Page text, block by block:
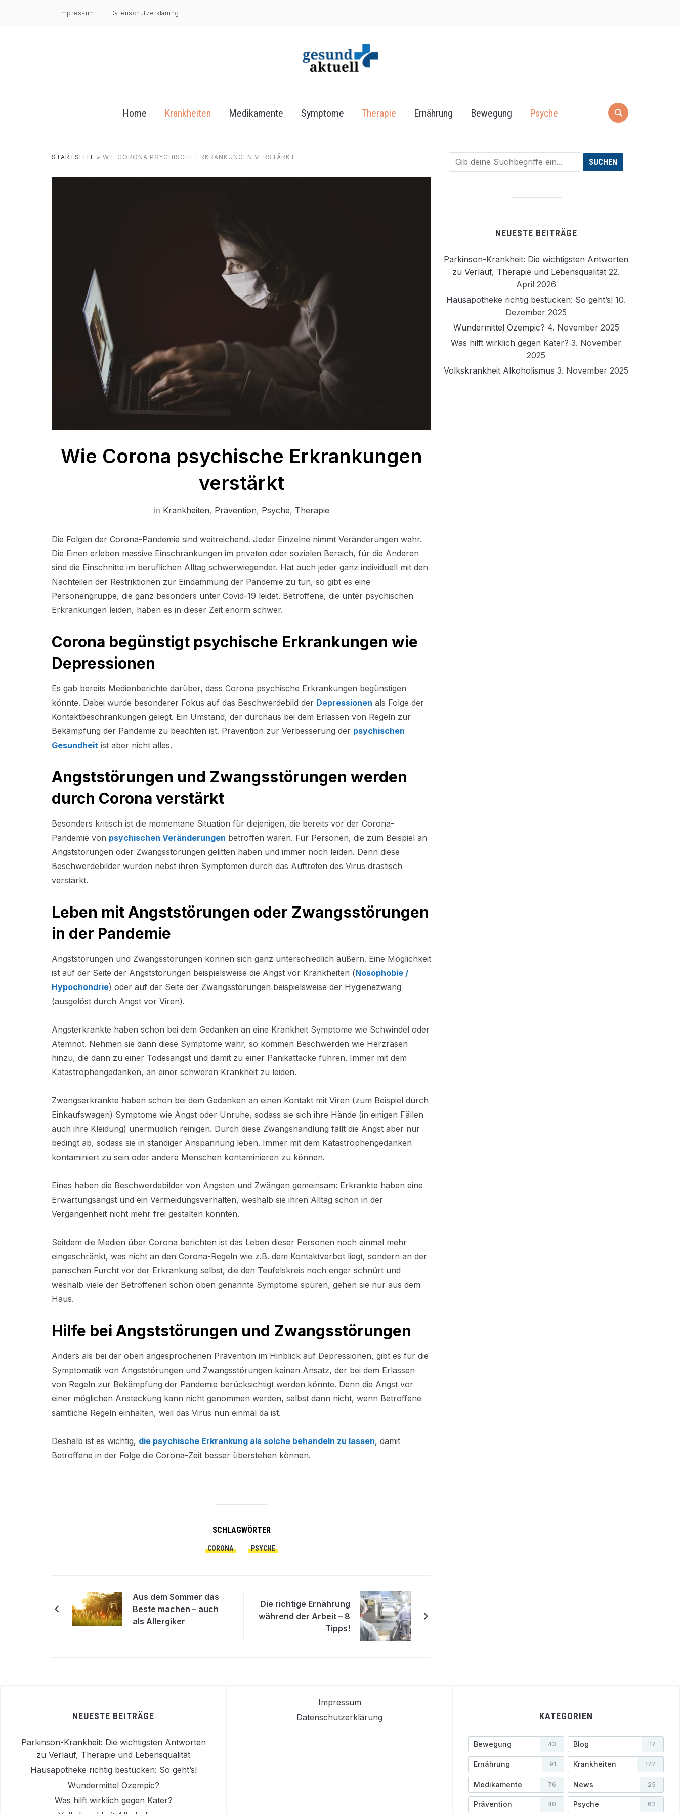
Impressum Datenschutzerklärung
Home Krankheiten Medikamente Symptome Therapie Ernährung Bewegung Psyche
STARTSEITE » WIE CORONA PSYCHISCHE ERKRANKUNGEN VERSTÄRKT
Wie Corona psychische Erkrankungen
verstärkt
in Krankheiten, Prävention, Psyche, Therapie
Die Folgen der Corona-Pandemie sind weitreichend. Jeder Einzelne nimmt Veränderungen wahr.
Die Einen erleben massive Einschränkungen im privaten oder sozialen Bereich, für die Anderen
sind die Einschnitte im beruflichen Alltag schwerwiegender. Hat auch jeder ganz individuell mit den
Nachteilen der Restriktionen zur Eindämmung der Pandemie zu tun, so gibt es eine
Personengruppe, die ganz besonders unter Covid-19 leidet. Betroffene, die unter psychischen
Erkrankungen leiden, haben es in dieser Zeit enorm schwer.
Corona begünstigt psychische Erkrankungen wie
Depressionen
Es gab bereits Medienberichte darüber, dass Corona psychische Erkrankungen begünstigen
könnte. Dabei wurde besonderer Fokus auf das Beschwerdebild der Depressionen als Folge der
Kontaktbeschränkungen gelegt. Ein Umstand, der durchaus bei dem Erlassen von Regeln zur
Bekämpfung der Pandemie zu beachten ist. Prävention zur Verbesserung der psychischen
Gesundheit ist aber nicht alles.
Angststörungen und Zwangsstörungen werden
durch Corona verstärkt
Besonders kritisch ist die momentane Situation für diejenigen, die bereits vor der Corona-
Pandemie von psychischen Veränderungen betroffen waren. Für Personen, die zum Beispiel an
Angststörungen oder Zwangsstörungen gelitten haben und immer noch leiden. Denn diese
Beschwerdebilder wurden nebst ihren Symptomen durch das Auftreten des Virus drastisch
verstärkt.
Leben mit Angststörungen oder Zwangsstörungen
in der Pandemie
Angststörungen und Zwangsstörungen können sich ganz unterschiedlich äußern. Eine Möglichkeit
ist auf der Seite der Angststörungen beispielsweise die Angst vor Krankheiten (Nosophobie /
Hypochondrie) oder auf der Seite der Zwangsstörungen beispielsweise der Hygienezwang
(ausgelöst durch Angst vor Viren).
Angsterkrankte haben schon bei dem Gedanken an eine Krankheit Symptome wie Schwindel oder
Atemnot. Nehmen sie dann diese Symptome wahr, so kommen Beschwerden wie Herzrasen
hinzu, die dann zu einer Todesangst und damit zu einer Panikattacke führen. Immer mit dem
Katastrophengedanken, an einer schweren Krankheit zu leiden.
Zwangserkrankte haben schon bei dem Gedanken an einen Kontakt mit Viren (zum Beispiel durch
Einkaufswagen) Symptome wie Angst oder Unruhe, sodass sie sich ihre Hände (in einigen Fällen
auch ihre Kleidung) unermüdlich reinigen. Durch diese Zwangshandlung fällt die Angst aber nur
bedingt ab, sodass sie in ständiger Anspannung leben. Immer mit dem Katastrophengedanken
kontaminiert zu sein oder andere Menschen kontaminieren zu können.
Eines haben die Beschwerdebilder von Ängsten und Zwängen gemeinsam: Erkrankte haben eine
Erwartungsangst und ein Vermeidungsverhalten, weshalb sie ihren Alltag schon in der
Vergangenheit nicht mehr frei gestalten konnten.
Seitdem die Medien über Corona berichten ist das Leben dieser Personen noch einmal mehr
eingeschränkt, was nicht an den Corona-Regeln wie z.B. dem Kontaktverbot liegt, sondern an der
panischen Furcht vor der Erkrankung selbst, die den Teufelskreis noch enger schnürt und
weshalb viele der Betroffenen schon oben genannte Symptome spüren, gehen sie nur aus dem
Haus.
Hilfe bei Angststörungen und Zwangsstörungen
Anders als bei der oben angesprochenen Prävention im Hinblick auf Depressionen, gibt es für die
Symptomatik von Angststörungen und Zwangsstörungen keinen Ansatz, der bei dem Erlassen
von Regeln zur Bekämpfung der Pandemie berücksichtigt werden könnte. Denn die Angst vor
einer möglichen Ansteckung kann nicht genommen werden, selbst dann nicht, wenn Betroffene
sämtliche Regeln einhalten, weil das Virus nun einmal da ist.
Deshalb ist es wichtig, die psychische Erkrankung als solche behandeln zu lassen, damit
Betroffene in der Folge die Corona-Zeit besser überstehen können.
SCHLAGWÖRTER
CORONA PSYCHE
Aus dem Sommer das
Beste machen – auch
als Allergiker
Die richtige Ernährung
während der Arbeit – 8
Tipps!
NEUESTE BEITRÄGE
Parkinson-Krankheit: Die wichtigsten Antworten
zu Verlauf, Therapie und Lebensqualität 22.
April 2026
Hausapotheke richtig bestücken: So geht’s! 10.
Dezember 2025
Wundermittel Ozempic? 4. November 2025
Was hilft wirklich gegen Kater? 3. November
2025
Volkskrankheit Alkoholismus 3. November 2025
NEUESTE BEITRÄGE
Parkinson-Krankheit: Die wichtigsten Antworten
zu Verlauf, Therapie und Lebensqualität
Hausapotheke richtig bestücken: So geht’s!
Wundermittel Ozempic?
Was hilft wirklich gegen Kater?
Impressum
Datenschutzerklärung
KATEGORIEN
Bewegung 43 Blog 17
Ernährung 91 Krankheiten 172
Medikamente 76 News 25
Prävention 40 Psyche 62